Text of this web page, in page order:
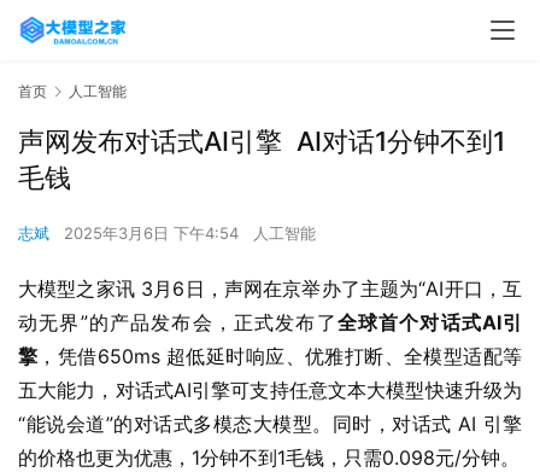
首页 人工智能
声网发布对话式AI引擎 AI对话1分钟不到1
毛钱
志斌 2025年3月6日 下午4:54 人工智能
大模型之家讯 3月6日，声网在京举办了主题为“AI开口，互
动无界”的产品发布会，正式发布了全球首个对话式AI引
擎 ，凭借650ms 超低延时响应、优雅打断、全模型适配等
五大能力，对话式AI引擎可支持任意文本大模型快速升级为
“能说会道”的对话式多模态大模型。同时，对话式 AI 引擎
的价格也更为优惠，1分钟不到1毛钱，只需0.098元/分钟。